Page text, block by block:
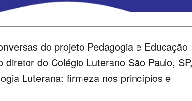
do projeto Pedagogia e Educação
do Colégio Luterano São Paulo, SP,
Luterana: firmeza nos princípios e